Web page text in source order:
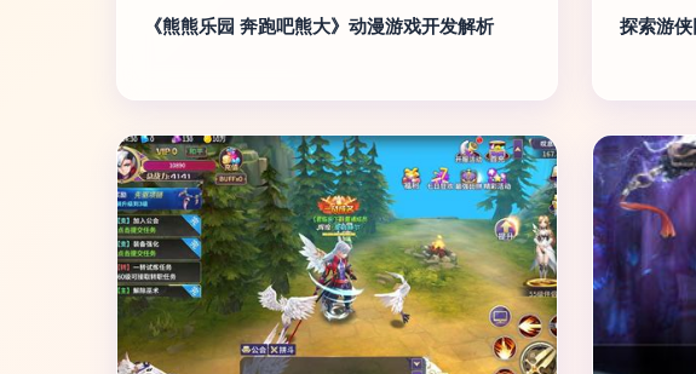
《熊熊乐园 奔跑吧熊大》动漫游戏开发解析 探索游